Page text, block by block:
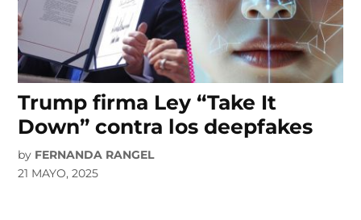
Trump firma Ley “Take It
Down” contra los deepfakes
by FERNANDA RANGEL
21 MAYO, 2025